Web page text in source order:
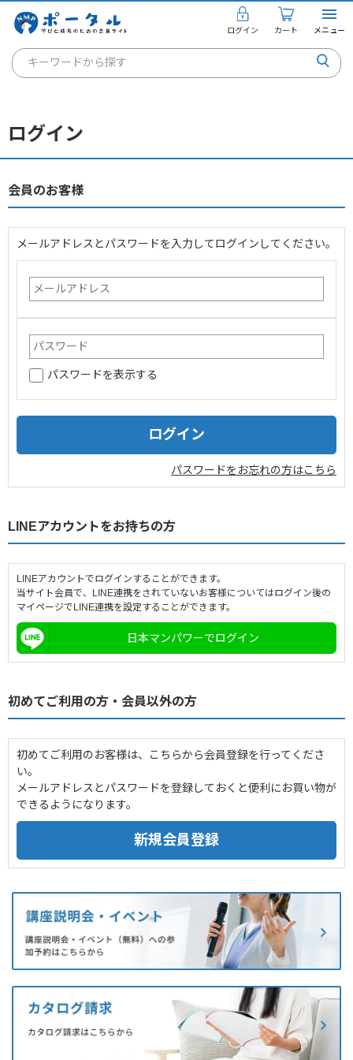
ログイン カート メニュー
キーワードから探す
通信講座
講座を探す
個人のお客様
法人のお客様
企業情報
採用情報
ログイン
会員のお客様
メールアドレスとパスワードを入力してログインしてください。
パスワードを表示する
パスワードをお忘れの方はこちら
LINEアカウントをお持ちの方
LINEアカウントでログインすることができます。
当サイト会員で、LINE連携をされていないお客様についてはログイン後の
マイページでLINE連携を設定することができます。
日本マンパワーでログイン
初めてご利用の方・会員以外の方
初めてご利用のお客様は、こちらから会員登録を行ってくださ
い。
メールアドレスとパスワードを登録しておくと便利にお買い物が
できるようになります。